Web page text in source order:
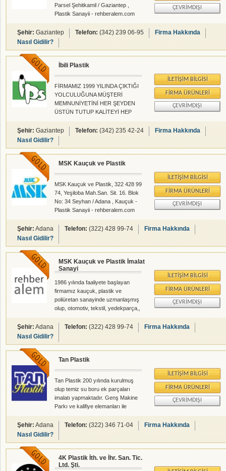
Parsel Şehitkamil / Gaziantep ,
Plastik Sanayii - rehberalem.com
alanlarında faliyet gösteren
firmamızdır.
ÇEVRIMDIŞI
Şehir:Gaziantep Telefon:(342) 239 06-95
Firma Hakkında
Nasıl Gidilir?
İbili Plastik
FİRMAMIZ 1999 YILINDA ÇIKTIĞI
YOLCULUĞUNA MÜŞTERİ
MEMNUNİYETİNİ HER ŞEYDEN
ÜSTÜN TUTUP KALİTEYİ HEP
BİR ADIM DAHA İLERİ TAŞIMAYI
İLKE VE PRENSİP EDİMİŞTİR
YÖNETİM KURULU BAŞKANI
CEMAL İBİLİ
İLETIŞIM BILGISI
FIRMA ÜRÜNLERI
ÇEVRIMDIŞI
Şehir:Gaziantep Telefon:(342) 235 42-24
Firma Hakkında
Nasıl Gidilir?
MSK Kauçuk ve Plastik
MSK Kauçuk ve Plastik, 322 428 99
74, Yeşiloba Mah.San. Sit. 16. Blok
No: 34 Seyhan / Adana , Kauçuk -
Plastik Sanayii - rehberalem.com
alanlarında faliyet gösteren
firmamızdır.
İLETIŞIM BILGISI
FIRMA ÜRÜNLERI
ÇEVRIMDIŞI
Şehir:Adana Telefon:(322) 428 99-74
Firma Hakkında
Nasıl Gidilir?
MSK Kauçuk ve Plastik İmalat
Sanayi
1986 yılında faaliyete başlayan
firmamız kauçuk, plastik ve
poliüretan sanayinde uzmanlaşmış
olup, otomotiv, tekstil, yedekparça,,
iş makinası, demir çelik,
demiryolları, termik santralleri
alanlarında üretim yapmaya devam
etmektedir. Geçen 20 yılda yüksek
kalite, güvenirlik ve TSE'nin belirttiği
kalite standartlarında üretim
yapılmaktadır. hızlı gelişen kauçuk
tespit ederek nitelikli ve sorunsuz
üretimi gerçekleştirmekteyiz.
Firmamız genç ve dinamik yapıdaki
teknik eleman ve satış kadros
İLETIŞIM BILGISI
FIRMA ÜRÜNLERI
ÇEVRIMDIŞI
Şehir:Adana Telefon:(322) 428 99-74
Firma Hakkında
Nasıl Gidilir?
Tan Plastik
Tan Plastik 200 yılında kurulmuş
olup temiz su boru ek parçaları
imalatı yapmaktadır. Genş Makine
Parkı ve kalifiye elemanları ile
Türkiyede'ki tüm illere kaliteli hizmet
sunmayı prensip edinmiştir.
İLETIŞIM BILGISI
FIRMA ÜRÜNLERI
ÇEVRIMDIŞI
Şehir:Adana Telefon:(322) 346 71-04
Firma Hakkında
Nasıl Gidilir?
4K Plastik İth. ve İhr. San. Tic.
Ltd. Şti.